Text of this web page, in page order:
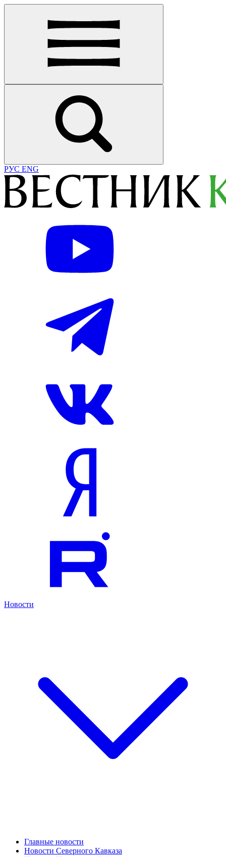
РУС ENG
Новости
Главные новости
Новости Северного Кавказа